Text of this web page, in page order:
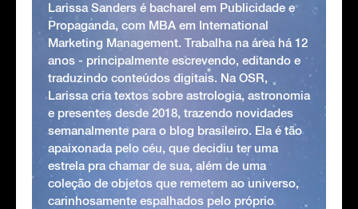
Larissa Sanders é bacharel em Publicidade e
Propaganda, com MBA em International
Marketing Management. Trabalha na área há 12
anos - principalmente escrevendo, editando e
traduzindo conteúdos digitais. Na OSR,
Larissa cria textos sobre astrologia, astronomia
e presentes desde 2018, trazendo novidades
semanalmente para o blog brasileiro. Ela é tão
apaixonada pelo céu, que decidiu ter uma
estrela pra chamar de sua, além de uma
coleção de objetos que remetem ao universo,
carinhosamente espalhados pelo próprio